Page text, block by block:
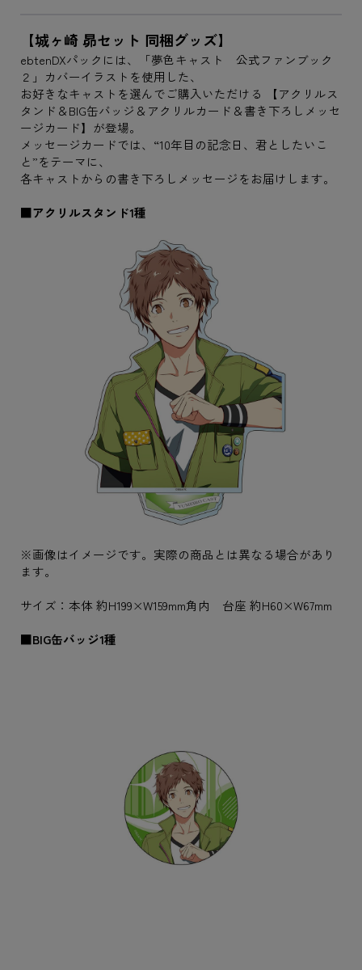
【城ヶ崎 昴セット 同梱グッズ】
ebtenDXパックには、「夢色キャスト 公式ファンブック
２」カバーイラストを使用した、
お好きなキャストを選んでご購入いただける 【アクリルス
タンド＆BIG缶バッジ＆アクリルカード＆書き下ろしメッセ
ージカード】が登場。
メッセージカードでは、“10年目の記念日、君としたいこ
と”をテーマに、
各キャストからの書き下ろしメッセージをお届けします。
■アクリルスタンド1種
※画像はイメージです。実際の商品とは異なる場合があり
ます。
サイズ：本体 約H199×W159mm角内 台座 約H60×W67mm
■BIG缶バッジ1種